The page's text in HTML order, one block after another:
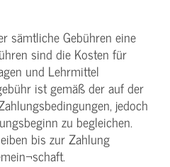
sämtliche Gebühren eine
sind die Kosten für
und Lehrmittel
ist gemäß der auf der
jedoch
zu begleichen.
bis zur Zahlung